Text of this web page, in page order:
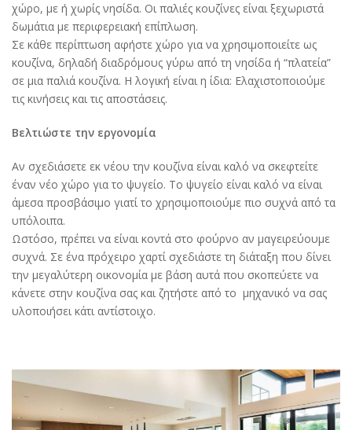
χώρο, με ή χωρίς νησίδα. Οι παλιές κουζίνες είναι ξεχωριστά
δωμάτια με περιφερειακή επίπλωση.
Σε κάθε περίπτωση αφήστε χώρο για να χρησιμοποιείτε ως
κουζίνα, δηλαδή διαδρόμους γύρω από τη νησίδα ή “πλατεία”
σε μια παλιά κουζίνα. Η λογική είναι η ίδια: Ελαχιστοποιούμε
τις κινήσεις και τις αποστάσεις.
Βελτιώστε την εργονομία
Αν σχεδιάσετε εκ νέου την κουζίνα είναι καλό να σκεφτείτε
έναν νέο χώρο για το ψυγείο. Το ψυγείο είναι καλό να είναι
άμεσα προσβάσιμο γιατί το χρησιμοποιούμε πιο συχνά από τα
υπόλοιπα.
Ωστόσο, πρέπει να είναι κοντά στο φούρνο αν μαγειρεύουμε
συχνά. Σε ένα πρόχειρο χαρτί σχεδιάστε τη διάταξη που δίνει
την μεγαλύτερη οικονομία με βάση αυτά που σκοπεύετε να
κάνετε στην κουζίνα σας και ζητήστε από το μηχανικό να σας
υλοποιήσει κάτι αντίστοιχο.